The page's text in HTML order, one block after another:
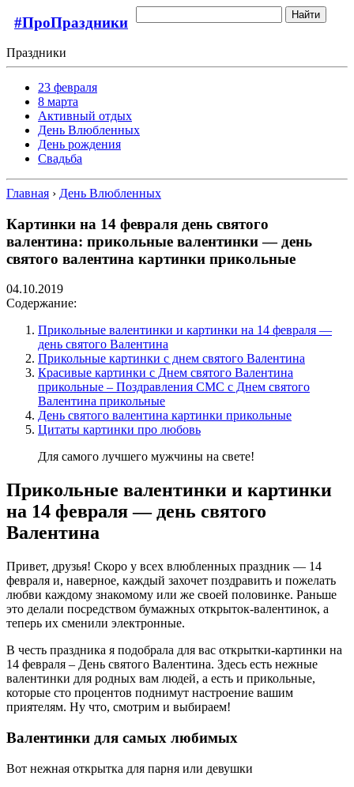
#ПроПраздники Найти
Праздники
23 февраля
8 марта
Активный отдых
День Влюбленных
День рождения
Свадьба
Главная › День Влюбленных
Картинки на 14 февраля день святого
валентина: прикольные валентинки — день
святого валентина картинки прикольные
04.10.2019
Содержание:
Прикольные валентинки и картинки на 14 февраля —
день святого Валентина
Прикольные картинки с днем святого Валентина
Красивые картинки с Днем святого Валентина
прикольные – Поздравления СМС с Днем святого
Валентина прикольные
День святого валентина картинки прикольные
Цитаты картинки про любовь
Для самого лучшего мужчины на свете!
Прикольные валентинки и картинки
на 14 февраля — день святого
Валентина
Привет, друзья! Скоро у всех влюбленных праздник — 14
февраля и, наверное, каждый захочет поздравить и пожелать
любви каждому знакомому или же своей половинке. Раньше
это делали посредством бумажных открыток-валентинок, а
теперь их сменили электронные.
В честь праздника я подобрала для вас открытки-картинки на
14 февраля – День святого Валентина. Здесь есть нежные
валентинки для родных вам людей, а есть и прикольные,
которые сто процентов поднимут настроение вашим
приятелям. Ну что, смотрим и выбираем!
Валентинки для самых любимых
Вот нежная открытка для парня или девушки